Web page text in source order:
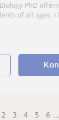
PhD
of all ages. I
2 3 4 5 6 ...